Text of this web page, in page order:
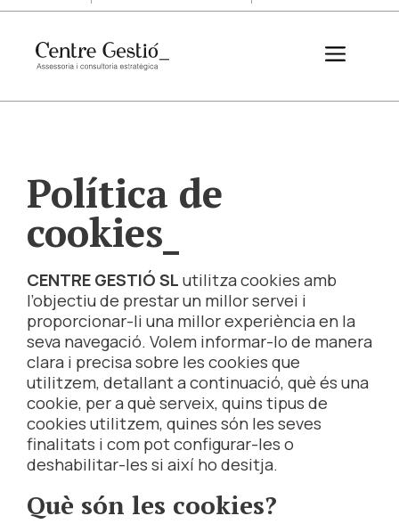
Vés
contingut
Política de
cookies
CENTRE GESTIÓ SLutilitza cookies amb
l’objectiu de prestar un millor servei i
proporcionar-li una millor experiència en la
seva navegació. Volem informar-lo de manera
clara i precisa sobre les cookies que
utilitzem, detallant a continuació, què és una
cookie, per a què serveix, quins tipus de
cookies utilitzem, quines són les seves
finalitats i com pot configurar-les o
deshabilitar-les si així ho desitja.
Què són les cookies?